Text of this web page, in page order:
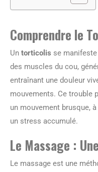
Comprendre le
Un torticolis se
des muscles du cou,
entraînant une douleur
mouvements. Ce trouble
un mouvement brusque,
un stress accumulé.
Le Massage :
Le massage est une